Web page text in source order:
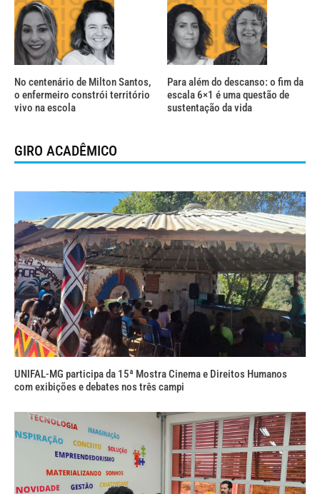
No centenário de Milton Santos,
o enfermeiro constrói território
vivo na escola
Para além do descanso: o fim da
escala 6×1 é uma questão de
sustentação da vida
GIRO ACADÊMICO
UNIFAL-MG participa da 15ª Mostra Cinema e Direitos Humanos
com exibições e debates nos três campi